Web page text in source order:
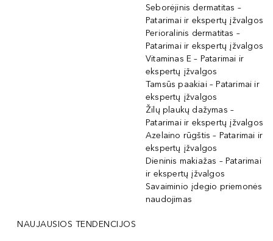
Seborėjinis dermatitas –
Patarimai ir ekspertų įžvalgos
Perioralinis dermatitas –
Patarimai ir ekspertų įžvalgos
Vitaminas E – Patarimai ir
ekspertų įžvalgos
Tamsūs paakiai – Patarimai ir
ekspertų įžvalgos
Žilų plaukų dažymas –
Patarimai ir ekspertų įžvalgos
Azelaino rūgštis – Patarimai ir
ekspertų įžvalgos
Dieninis makiažas – Patarimai
ir ekspertų įžvalgos
Savaiminio įdegio priemonės
naudojimas
NAUJAUSIOS TENDENCIJOS